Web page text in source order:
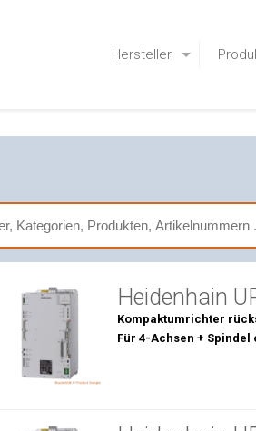
Hersteller
Heidenhain
Kompaktumrichter
Für 4-Achsen + Spindel